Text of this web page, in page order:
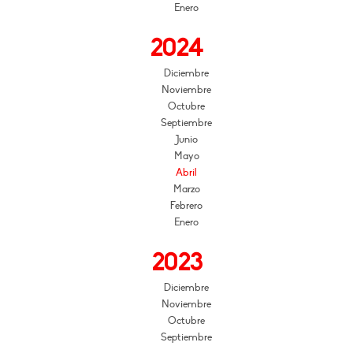
Enero
2024
Diciembre
Noviembre
Octubre
Septiembre
Junio
Mayo
Abril
Marzo
Febrero
Enero
2023
Diciembre
Noviembre
Octubre
Septiembre